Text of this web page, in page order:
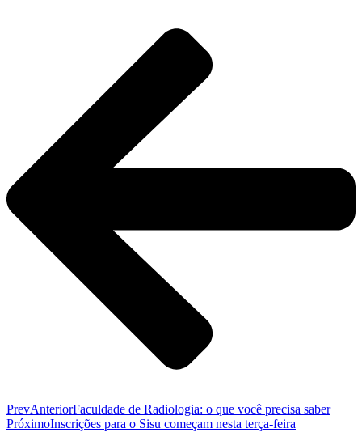
PrevAnteriorFaculdade de Radiologia: o que você precisa saber
PróximoInscrições para o Sisu começam nesta terça-feira